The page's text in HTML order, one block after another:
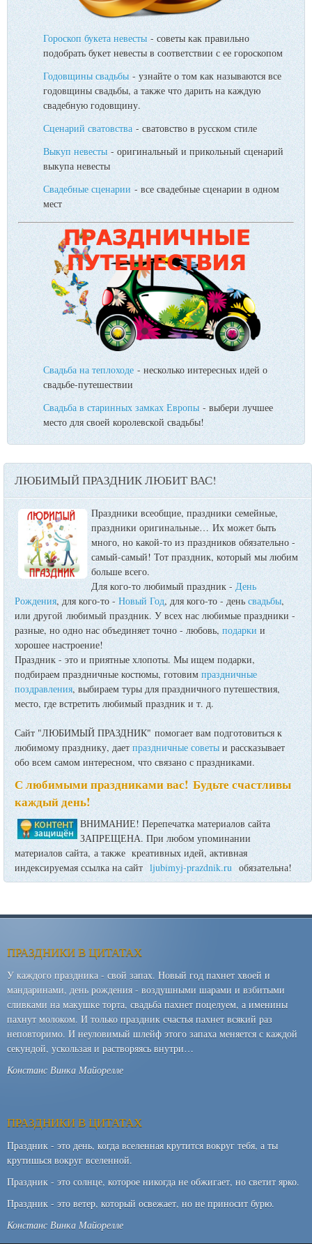
Гороскоп букета невесты- советы как правильно
подобрать букет невесты в соответствии с ее гороскопом
Годовщины свадьбы- узнайте о том как называются все
годовщины свадьбы, а также что дарить на каждую
свадебную годовщину.
Сценарий сватовства- сватовство в русском стиле
Выкуп невесты- оригинальный и прикольный сценарий
выкупа невесты
Свадебные сценарии- все свадебные сценарии в одном
мест
Свадьба на теплоходе - несколько интересных идей о
свадьбе-путешествии
Свадьба в старинных замках Европы - выбери лучшее
место для своей королевской свадьбы!
ЛЮБИМЫЙ ПРАЗДНИК ЛЮБИТ ВАС!
Праздники всеобщие, праздники семейные,
праздники оригинальные… Их может быть
много, но какой-то из праздников обязательно -
самый-самый! Тот праздник, который мы любим
больше всего.
Для кого-то любимый праздник - День
Рождения, для кого-то -Новый Год, для кого-то - деньсвадьбы,
или другой любимый праздник. У всех нас любимые праздники -
разные, но одно нас объединяет точно - любовь,подаркии
хорошее настроение!
Праздник - это и приятные хлопоты. Мы ищем подарки,
подбираем праздничные костюмы, готовимпраздничные
поздравления, выбираем туры для праздничного путешествия,
место, где встретить любимый праздник и т. д.
Сайт "ЛЮБИМЫЙ ПРАЗДНИК" помогает вам подготовиться к
любимому празднику, даетпраздничные советы и рассказывает
обо всем самом интересном, что связано с праздниками.
С любимыми праздниками вас! Будьте счастливы
каждый день!
ВНИМАНИЕ! Перепечатка материалов сайта
ЗАПРЕЩЕНА. При любом упоминании
материалов сайта, а также креативных идей, активная
индексируемая ссылка на сайт ljubimyj-prazdnik.ruобязательна!
ПРАЗДНИКИ В ЦИТАТАХ
У каждого праздника - свой запах. Новый год пахнет хвоей и
мандаринами, день рождения - воздушными шарами и взбитыми
сливками на макушке торта, свадьба пахнет поцелуем, а именины
пахнут молоком. И только праздник счастья пахнет всякий раз
неповторимо. И неуловимый шлейф этого запаха меняется с каждой
секундой, ускользая и растворяясь внутри…
Констанс Винка Майорелле
ПРАЗДНИКИ В ЦИТАТАХ
Праздник - это день, когда вселенная крутится вокруг тебя, а ты
крутишься вокруг вселенной.
Праздник - это солнце, которое никогда не обжигает, но светит ярко.
Праздник - это ветер, который освежает, но не приносит бурю.
Констанс Винка Майорелле